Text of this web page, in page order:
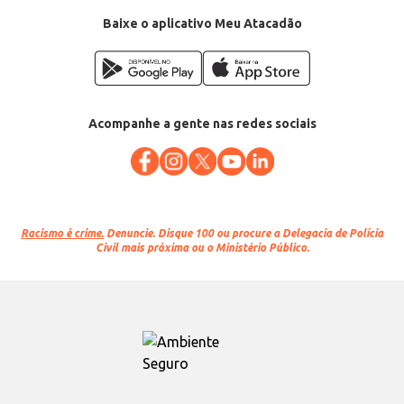
Baixe o aplicativo Meu Atacadão
Acompanhe a gente nas redes sociais
Racismo é crime. Denuncie. Disque 100 ou procure a Delegacia de Polícia
Civil mais próxima ou o Ministério Público.